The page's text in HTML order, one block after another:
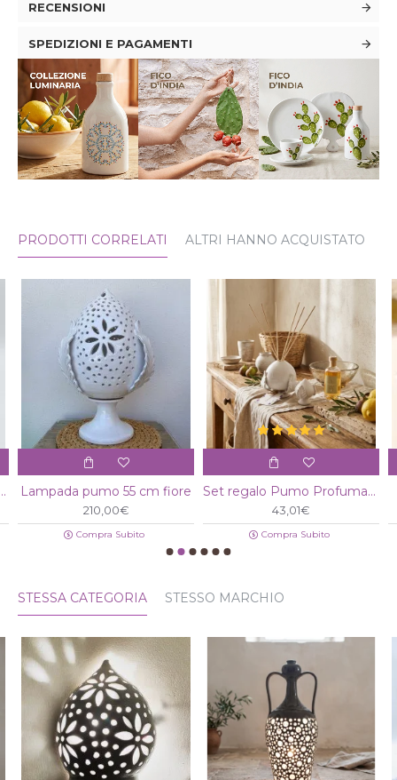
RECENSIONI
SPEDIZIONI E PAGAMENTI
PRODOTTI CORRELATI ALTRI HANNO ACQUISTATO
cm pois e fiore Lampada pumo 55 cm fiore
210,00€
Compra Subito
Set regalo Pumo Profumatore
43,01€
Compra Subito
STESSA CATEGORIA STESSO MARCHIO